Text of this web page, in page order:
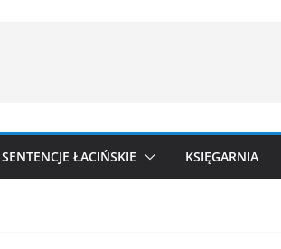
SENTENCJE ŁACIŃSKIE KSIĘGARNIA